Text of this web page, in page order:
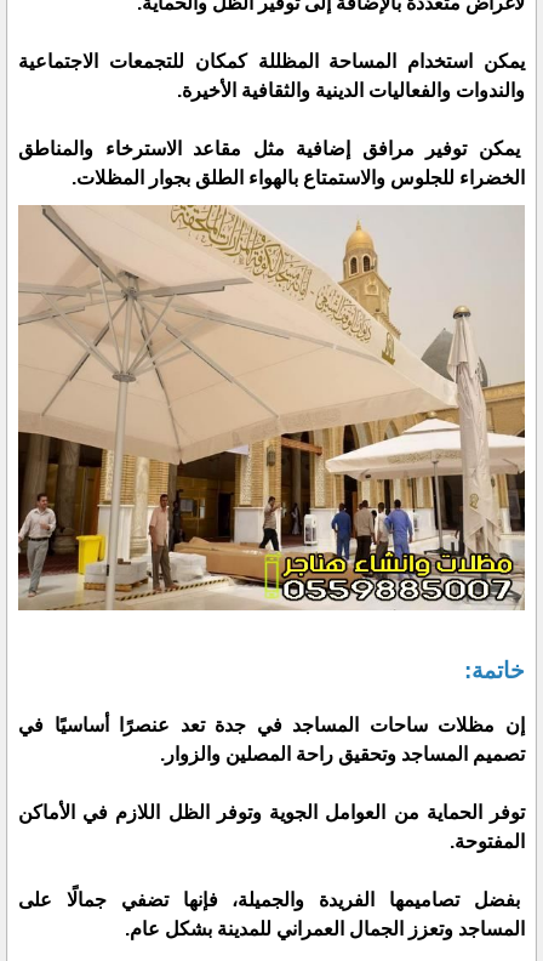
يمكن استخدام المساحة المظللة كمكان للتجمعات الاجتماعية
والندوات والفعاليات الدينية والثقافية الأخيرة.
يمكن توفير مرافق إضافية مثل مقاعد الاسترخاء والمناطق
الخضراء للجلوس والاستمتاع بالهواء الطلق بجوار المظلات.
خاتمة:
إن مظلات ساحات المساجد في جدة تعد عنصرًا أساسيًا في
تصميم المساجد وتحقيق راحة المصلين والزوار.
توفر الحماية من العوامل الجوية وتوفر الظل اللازم في الأماكن
المفتوحة.
بفضل تصاميمها الفريدة والجميلة، فإنها تضفي جمالًا على
المساجد وتعزز الجمال العمراني للمدينة بشكل عام.